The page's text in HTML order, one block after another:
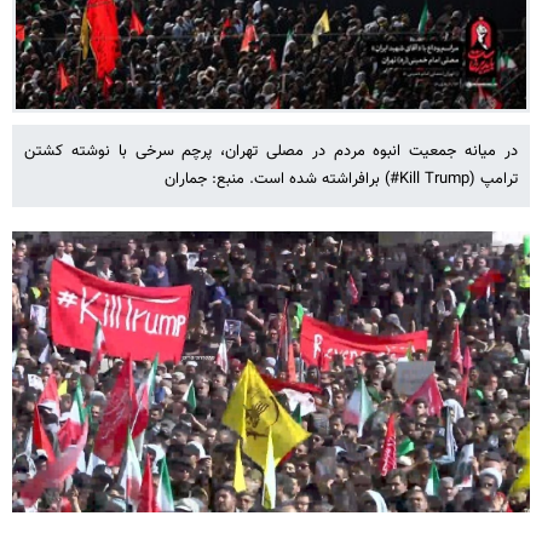
در میانه جمعیت انبوه مردم در مصلی تهران، پرچم سرخی با نوشته‌ کشتن
ترامپ (Kill Trump#) برافراشته شده است. منبع: جماران